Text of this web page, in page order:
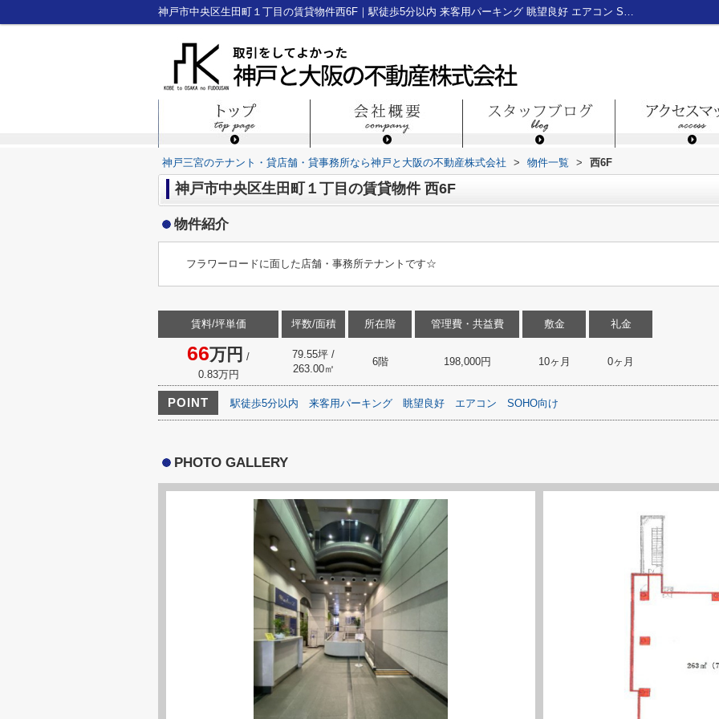
神戸市中央区生田町１丁目の賃貸物件西6F｜駅徒歩5分以内 来客用パーキング 眺望良好 エアコン SOHO向け｜神戸三宮のテナント・貸店舗・貸事務所なら神戸と大阪の不動産株式会社
神戸三宮のテナント・貸店舗・貸事務所なら神戸と大阪の不動産株式会社 > 物件一覧 > 西6F
神戸市中央区生田町１丁目の賃貸物件 西6F
物件紹介
フラワーロードに面した店舗・事務所テナントです☆
賃料/坪単価
66万円 /
0.83万円
坪数/面積
79.55坪 /
263.00㎡
所在階
6階
管理費・共益費
198,000円
敷金
10ヶ月
礼金
0ヶ月
POINT 駅徒歩5分以内 来客用パーキング 眺望良好 エアコン SOHO向け
PHOTO GALLERY